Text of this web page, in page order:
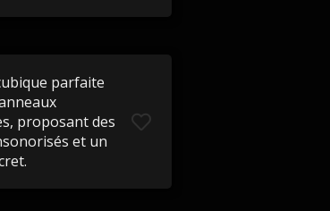
parfaite
proposant des
et un